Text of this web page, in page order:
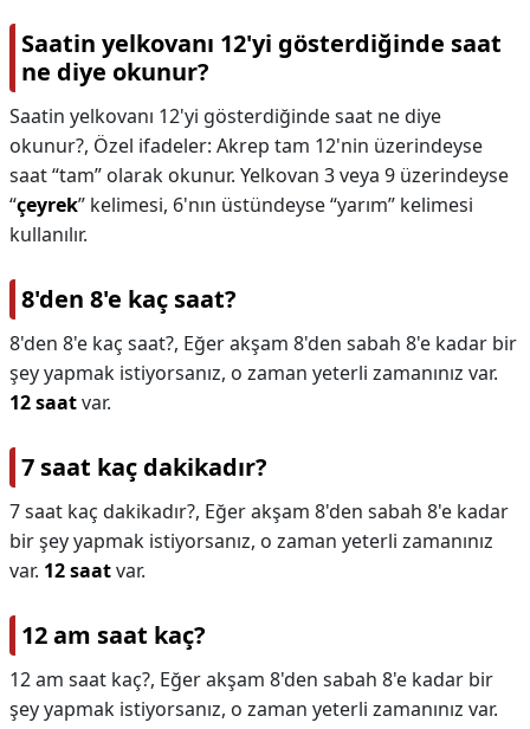
Saatin yelkovanı 12'yi gösterdiğinde saat
ne diye okunur?
Saatin yelkovanı 12'yi gösterdiğinde saat ne diye
okunur?, Özel ifadeler: Akrep tam 12'nin üzerindeyse
saat “tam” olarak okunur. Yelkovan 3 veya 9 üzerindeyse
“çeyrek” kelimesi, 6'nın üstündeyse “yarım” kelimesi
kullanılır.
8'den 8'e kaç saat?
8'den 8'e kaç saat?, Eğer akşam 8'den sabah 8'e kadar bir
şey yapmak istiyorsanız, o zaman yeterli zamanınız var.
12 saatvar.
7 saat kaç dakikadır?
7 saat kaç dakikadır?, Eğer akşam 8'den sabah 8'e kadar
bir şey yapmak istiyorsanız, o zaman yeterli zamanınız
var. 12 saatvar.
12 am saat kaç?
12 am saat kaç?, Eğer akşam 8'den sabah 8'e kadar bir
şey yapmak istiyorsanız, o zaman yeterli zamanınız var.